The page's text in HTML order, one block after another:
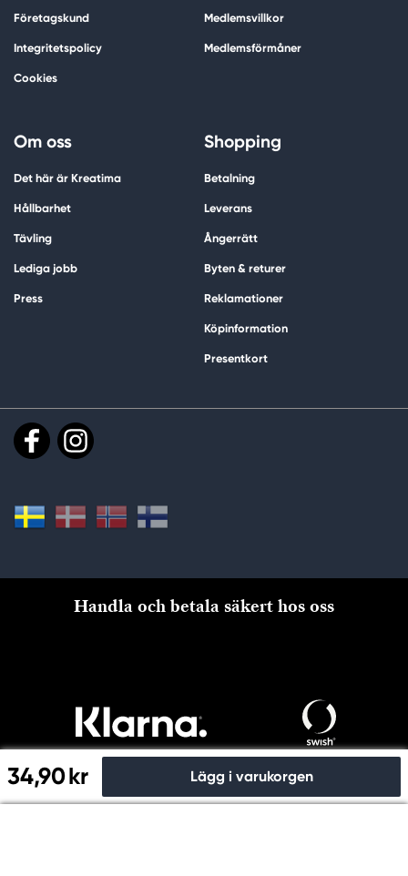
34,90 kr Lägg i varukorgen
Företagskund
Integritetspolicy
Cookies
Medlemsvillkor
Medlemsförmåner
Om oss
Det här är Kreatima
Hållbarhet
Tävling
Lediga jobb
Press
Shopping
Betalning
Leverans
Ångerrätt
Byten & returer
Reklamationer
Köpinformation
Presentkort
Handla och betala säkert hos oss